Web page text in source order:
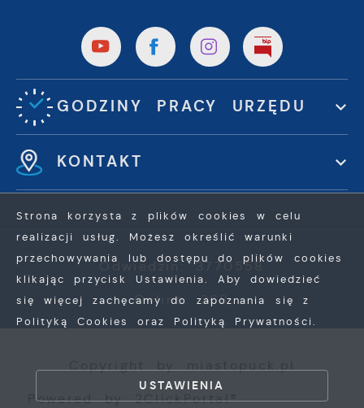
GODZINY PRACY URZĘDU
KONTAKT
Odwiedzin: 3770558
Online: 368
Powered by2ClickPortal®
Strona korzysta z plików cookies w celu
realizacji usług. Możesz określić warunki
przechowywania lub dostępu do plików cookies
klikając przycisk Ustawienia. Aby dowiedzieć
się więcej zachęcamy do zapoznania się z
Polityką Cookies oraz Polityką Prywatności.
USTAWIENIA
ZAPISZ WYBRANE
ZEZWÓL NA WSZYSTKIE